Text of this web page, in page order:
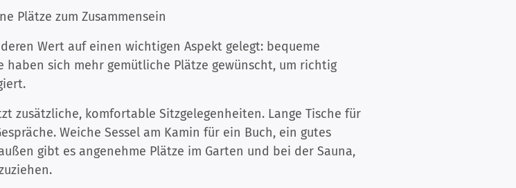
Plätze zum Zusammensein
Wert auf einen wichtigen Aspekt gelegt: bequeme
sich mehr gemütliche Plätze gewünscht, um richtig
zusätzliche, komfortable Sitzgelegenheiten. Lange Tische für
Weiche Sessel am Kamin für ein Buch, ein gutes
gibt es angenehme Plätze im Garten und bei der Sauna,